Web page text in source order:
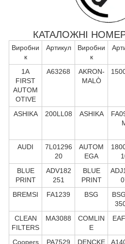
КАТАЛОЖНІ
Виробни
к
Артикул
Виробни
к
1A
FIRST
AUTOM
OTIVE
A63268
AKRON-
MALÒ
ASHIKA 200LL08 ASHIKA
AUDI
7L01296
20
AUTOM
EGA
BLUE
PRINT
ADV182
251
BLUE
PRINT
BREMSI FA1239 BSG
CLEAN
FILTERS
MA3088
COMLIN
E
Coopers
PA7529
DENCKE